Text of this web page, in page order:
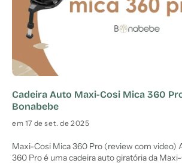
Cadeira Auto Maxi-Cosi Mica 360
Bonabebe
em 17 de set. de 2025
Maxi-Cosi Mica 360 Pro (review com video)
360 Pro é uma cadeira auto giratória da